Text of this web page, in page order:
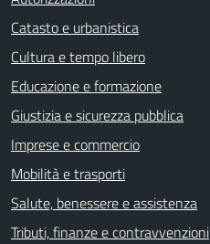
Catasto e urbanistica
Cultura e tempo libero
Educazione e formazione
Giustizia e sicurezza pubblica
Imprese e commercio
Mobilità e trasporti
Salute, benessere e assistenza
Tributi, finanze e contravvenzioni